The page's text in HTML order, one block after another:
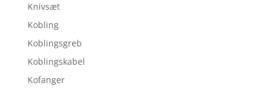
Knivsæt
Kobling
Koblingsgreb
Koblingskabel
Kofanger